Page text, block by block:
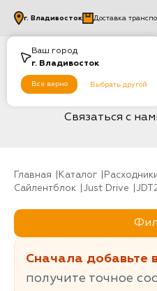
Ваш город
г. Владивосток
Все верно Выбрать другой
г. Владивосток Доставка
Связаться с
Главная Каталог
Сайлентблок
Just Drive
Сначала добавьте
получите точное